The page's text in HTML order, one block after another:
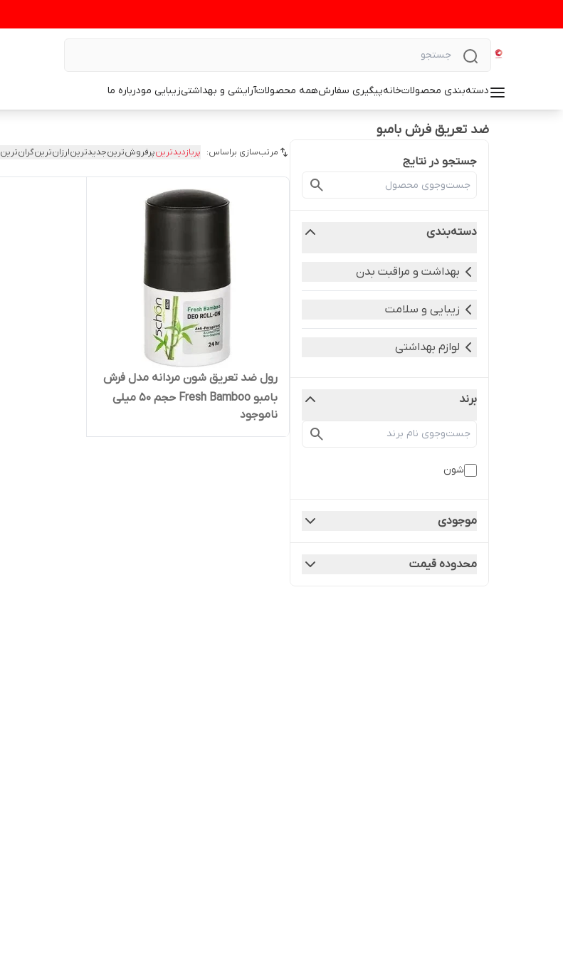
دسته‌بندی محصولاتخانهپیگیری سفارشهمه محصولاتآرایشی و بهداشتیزیبایی مودرباره ما
ضد تعریق فرش بامبو
جستجو در نتایج
دسته‌بندی
بهداشت و مراقبت بدن
زیبایی و سلامت
لوازم بهداشتی
برند
شون
موجودی
محدوده قیمت
مرتب‌سازی براساس: پربازدیدترینپرفروش‌ترینجدیدترینارزان‌ترینگران‌ترین
رول ضد تعریق شون مردانه مدل فرش
بامبو Fresh Bamboo حجم 50 میلی
لیتر
ناموجود